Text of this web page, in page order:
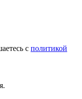
с политикой